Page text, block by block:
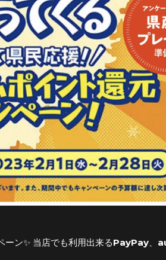
ーン✨ 当店でも利用出来るPayPay、